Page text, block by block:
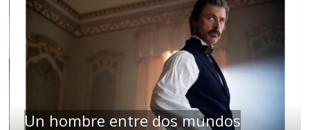
Un hombre entre dos mundos